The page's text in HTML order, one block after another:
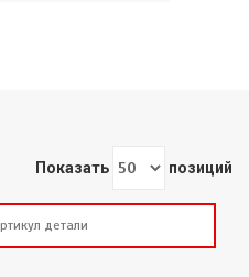
Показать позиций